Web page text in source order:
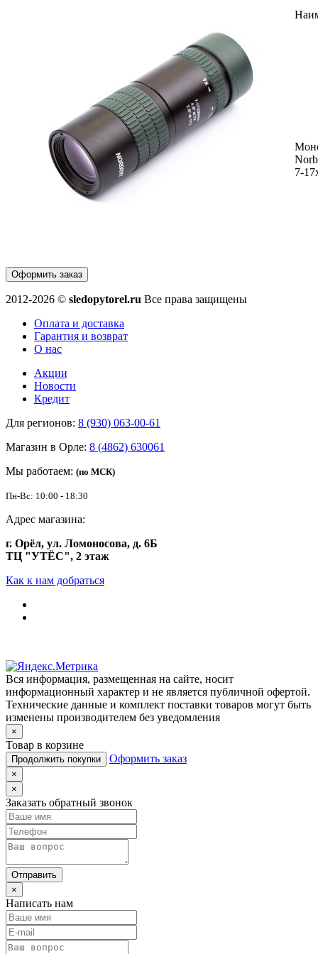
7-
Оформить заказ
2012-2026 © sledopytorel.ru Все права защищены
Оплата и доставка
Гарантия и возврат
О нас
Акции
Новости
Кредит
Для регионов: 8 (930) 063-00-61
Магазин в Орле: 8 (4862) 630061
Мы работаем: (по МСК)
Пн-Вс: 10:00 - 18:30
Адрес магазина:
г. Орёл, ул. Ломоносова, д. 6Б
ТЦ "УТЁС", 2 этаж
Как к нам добраться
Вся информация, размещенная на сайте, носит
информационный характер и не является публичной офертой.
Технические данные и комплект поставки товаров могут быть
изменены производителем без уведомления
×
Товар в корзине
Продолжить покупки Оформить заказ
×
×
Заказать обратный звонок
Отправить
×
Написать нам